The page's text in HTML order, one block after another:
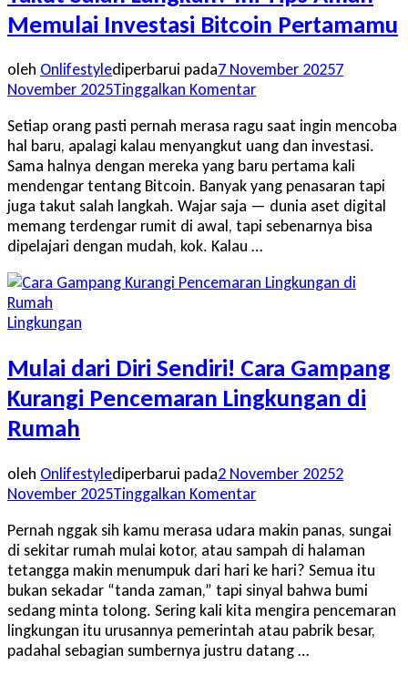
Memulai Investasi Bitcoin Pertamamu
oleh Onlifestylediperbarui pada7 November 20257
November 2025Tinggalkan Komentarpada
Salah
Langkah?
Ini
Tips
Aman
Memulai
Investasi
Pertamamu
Setiap orang pasti pernah merasa ragu saat ingin mencoba
hal baru, apalagi kalau menyangkut uang dan investasi.
Sama halnya dengan mereka yang baru pertama kali
mendengar tentang Bitcoin. Banyak yang penasaran tapi
juga takut salah langkah. Wajar saja — dunia aset digital
memang terdengar rumit di awal, tapi sebenarnya bisa
dipelajari dengan mudah, kok. Kalau …
Lingkungan
Mulai dari Diri Sendiri! Cara Gampang
Kurangi Pencemaran Lingkungan di
Rumah
oleh Onlifestylediperbarui pada2 November 20252
November 2025Tinggalkan Komentarpada
dari
Diri
Sendiri!
Cara
Gampang
Kurangi
Pencemaran
Pernah nggak sih kamu merasa udara makin panas, sungai
di sekitar rumah mulai kotor, atau sampah di halaman
tetangga makin menumpuk dari hari ke hari? Semua itu
bukan sekadar “tanda zaman,” tapi sinyal bahwa bumi
sedang minta tolong. Sering kali kita mengira pencemaran
lingkungan itu urusannya pemerintah atau pabrik besar,
padahal sebagian sumbernya justru datang …